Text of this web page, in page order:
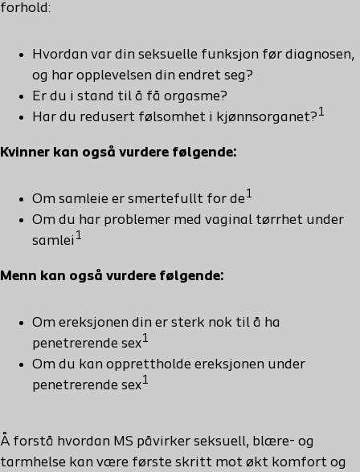
forhold:
Hvordan var din seksuelle funksjon før diagnosen,
og har opplevelsen din endret seg?
Er du i stand til å få orgasme?
Har du redusert følsomhet i kjønnsorganet? 1
Kvinner kan også vurdere følgende:
Om samleie er smertefullt for de 1
Om du har problemer med vaginal tørrhet under
samlei 1
Menn kan også vurdere følgende:
Om ereksjonen din er sterk nok til å ha
penetrerende sex1
Om du kan opprettholde ereksjonen under
penetrerende sex1
Å forstå hvordan MS påvirker seksuell, blære- og
tarmhelse kan være første skritt mot økt komfort og